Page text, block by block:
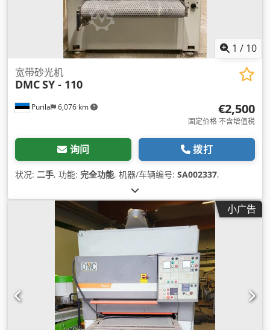
1 / 10
Purila 6,076 km
宽带砂光机
DMCSY - 110
€2,500
固定价格 不含增值税
询问 拨打
状况: 二手, 功能: 完全功能, 机器/车辆编号: SA002337,
小广告